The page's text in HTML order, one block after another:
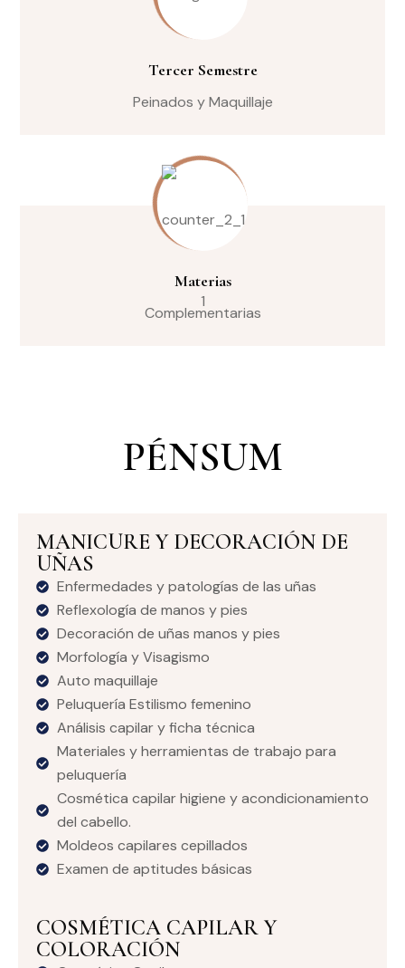
Tercer Semestre
Peinados y Maquillaje
Materias
Complementarias
PÉNSUM
MANICURE Y DECORACIÓN DE
UÑAS
Enfermedades y patologías de las uñas
Reflexología de manos y pies
Decoración de uñas manos y pies
Morfología y Visagismo
Auto maquillaje
Peluquería Estilismo femenino
Análisis capilar y ficha técnica
Materiales y herramientas de trabajo para
peluquería
Cosmética capilar higiene y acondicionamiento
del cabello.
Moldeos capilares cepillados
Examen de aptitudes básicas
COSMÉTICA CAPILAR Y
COLORACIÓN